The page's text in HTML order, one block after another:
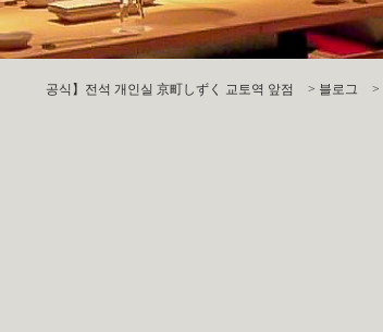
공식】전석 개인실 京町しずく 교토역 앞점 > 블로그 >